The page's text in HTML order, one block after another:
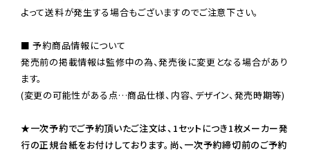
よって送料が発生する場合もございますのでご注意下さい。
■ 予約商品情報について
発売前の掲載情報は監修中の為、発売後に変更となる場合があり
ます。
(変更の可能性がある点…商品仕様、内容、デザイン、発売時期等)
★一次予約でご予約頂いたご注文は、1セットにつき1枚メーカー発
行の正規台紙をお付けしております。尚、一次予約締切前のご予約